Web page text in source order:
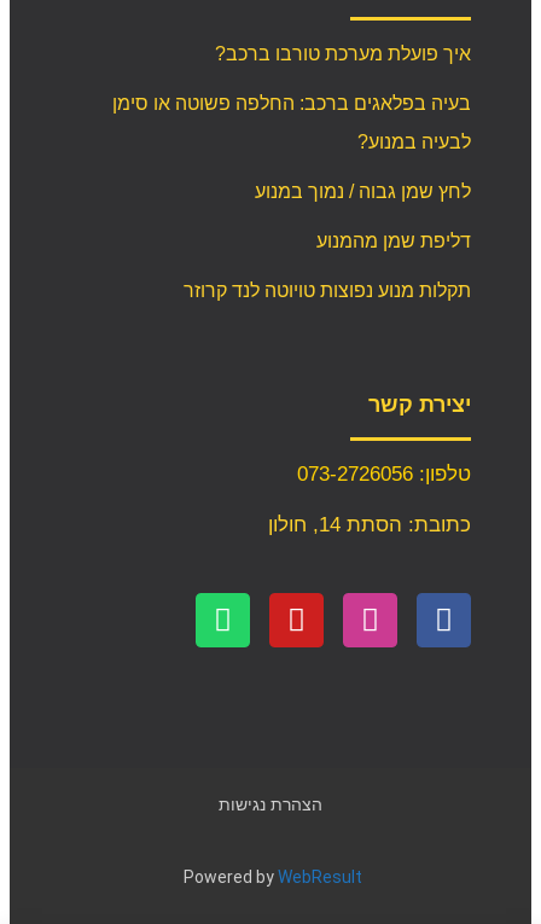
איך פועלת מערכת טורבו ברכב?
בעיה בפלאגים ברכב: החלפה פשוטה או סימן
לבעיה במנוע?
לחץ שמן גבוה / נמוך במנוע
דליפת שמן מהמנוע
תקלות מנוע נפוצות טויוטה לנד קרוזר
יצירת קשר
טלפון: 073-2726056
כתובת: הסתת 14, חולון
הצהרת נגישות
Powered byWebResult